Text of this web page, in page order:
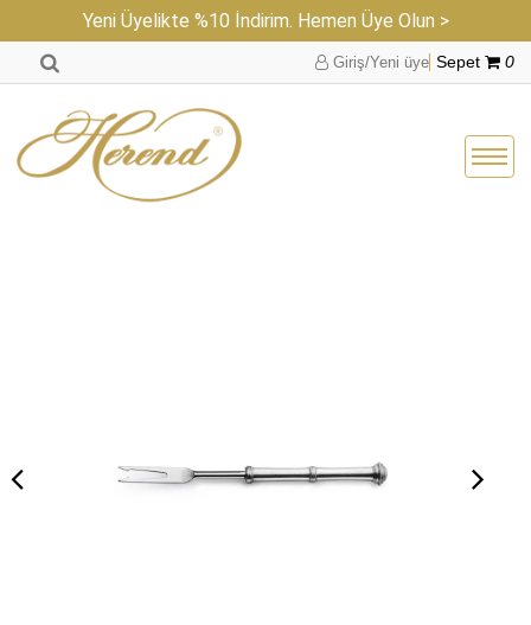
Yeni Üyelikte %10 İndirim. Hemen Üye Olun >
Giriş/Yeni üye Sepet 0